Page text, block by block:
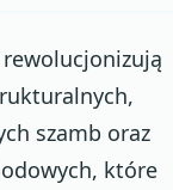
szamb oraz
które